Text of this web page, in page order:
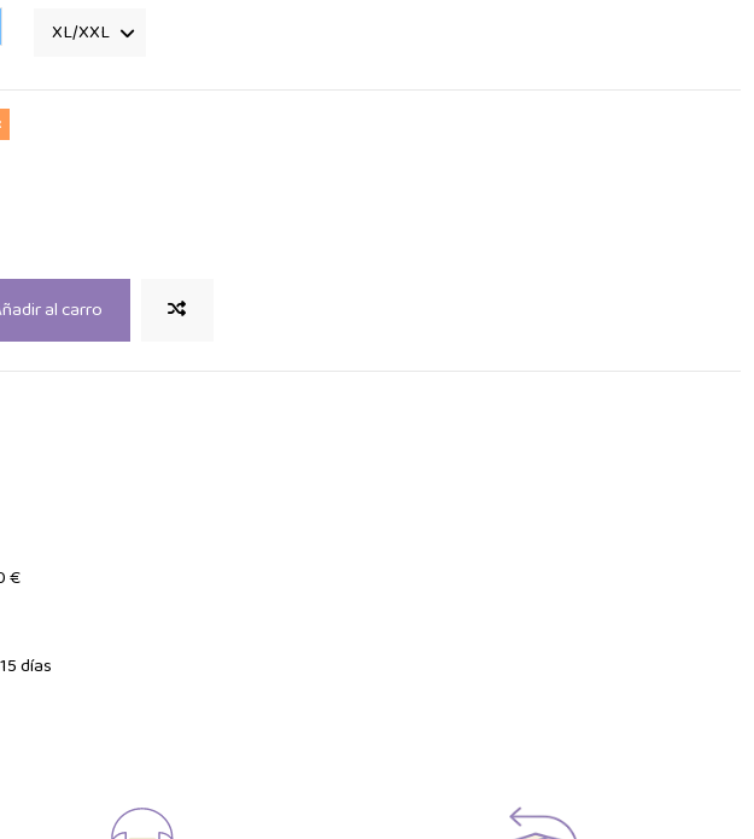
al carro
€
días